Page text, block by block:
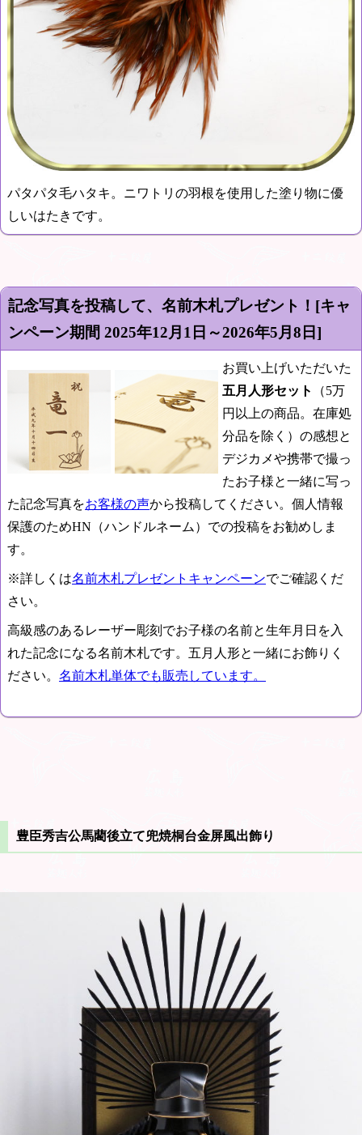
パタパタ毛ハタキ。ニワトリの羽根を使用した塗り物に優
しいはたきです。
記念写真を投稿して、名前木札プレゼント！[キャ
ンペーン期間 2025年12月1日～2026年5月8日]
お買い上げいただいた
五月人形セット
（5万
円以上の商品。在庫処
分品を除く）の感想と
デジカメや携帯で撮っ
たお子様と一緒に写っ
た記念写真をお客様の声から投稿してください。個人情報
保護のためHN（ハンドルネーム）での投稿をお勧めしま
す。
※詳しくは名前木札プレゼントキャンペーンでご確認くだ
さい。
高級感のあるレーザー彫刻でお子様の名前と生年月日を入
れた記念になる名前木札です。五月人形と一緒にお飾りく
ださい。 名前木札単体でも販売しています。
豊臣秀吉公馬藺後立て兜焼桐台金屏風出飾り